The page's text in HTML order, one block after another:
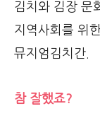
김치와 김장 문
지역사회를 위
뮤지엄김치간.
참 잘했죠?